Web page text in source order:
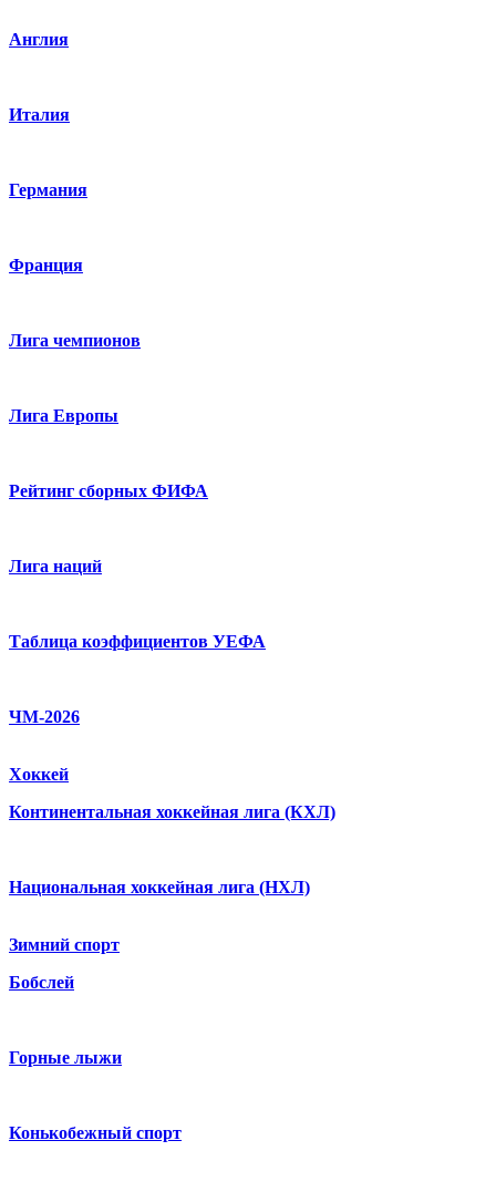
Англия
Италия
Германия
Франция
Лига чемпионов
Лига Европы
Рейтинг сборных ФИФА
Лига наций
Таблица коэффициентов УЕФА
ЧМ-2026
Хоккей
Континентальная хоккейная лига (КХЛ)
Национальная хоккейная лига (НХЛ)
Зимний спорт
Бобслей
Горные лыжи
Конькобежный спорт